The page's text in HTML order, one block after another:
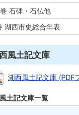
石碑・石仏他
湖西市史総合年表
風土記文庫
湖西風土記文庫 (PDF
土記文庫一覧